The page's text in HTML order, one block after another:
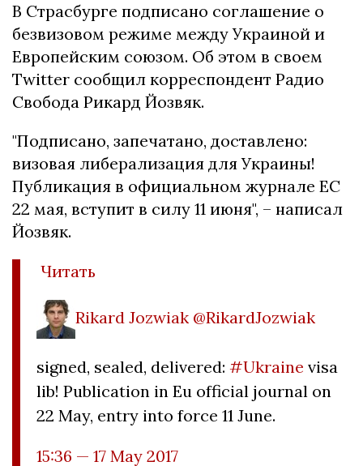
В Страсбурге подписано соглашение о
безвизовом режиме между Украиной и
Европейским союзом. Об этом в своем
Twitter сообщил корреспондент Радио
Свобода Рикард Йозвяк.
"Подписано, запечатано, доставлено:
визовая либерализация для Украины!
Публикация в официальном журнале ЕС
22 мая, вступит в силу 11 июня", – написал
Йозвяк.
Читать
Rikard Jozwiak @RikardJozwiak
signed, sealed, delivered: #Ukraine visa
lib! Publication in Eu official journal on
22 May, entry into force 11 June.
15:36 — 17 May 2017